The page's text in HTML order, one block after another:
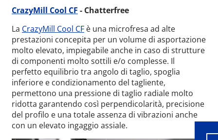
CrazyMill Cool CF - Chatterfree
La CrazyMill Cool CF è una microfresa ad alte
prestazioni concepita per un volume di asportazione
molto elevato, impiegabile anche in caso di strutture
di componenti molto sottili e/o complesse. Il
perfetto equilibrio tra angolo di taglio, spoglia
inferiore e condizionamento del tagliente,
permettono una pressione di taglio radiale molto
ridotta garantendo così perpendicolarità, precisione
del profilo e una totale assenza di vibrazioni anche
con un elevato ingaggio assiale.